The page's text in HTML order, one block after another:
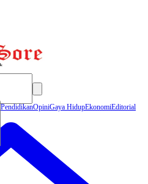
PendidikanOpiniGaya HidupEkonomiEditorial